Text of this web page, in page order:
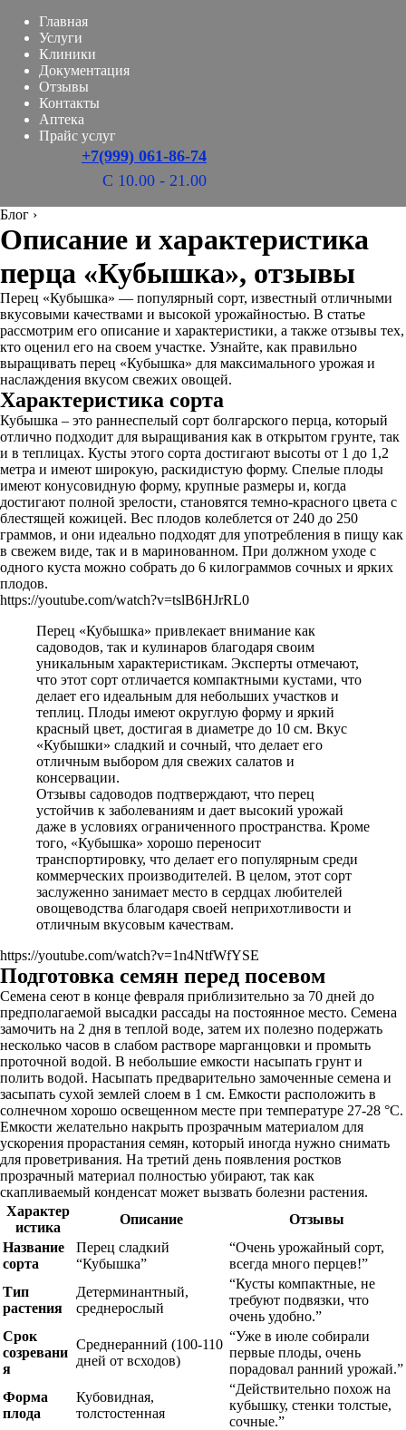
Главная
Услуги
Клиники
Документация
Отзывы
Контакты
Аптека
Прайс услуг
+7(999) 061-86-74
С 10.00 - 21.00
Блог ›
Описание и характеристика
перца «Кубышка», отзывы
Перец «Кубышка» — популярный сорт, известный отличными
вкусовыми качествами и высокой урожайностью. В статье
рассмотрим его описание и характеристики, а также отзывы тех,
кто оценил его на своем участке. Узнайте, как правильно
выращивать перец «Кубышка» для максимального урожая и
наслаждения вкусом свежих овощей.
Характеристика сорта
Кубышка – это раннеспелый сорт болгарского перца, который
отлично подходит для выращивания как в открытом грунте, так
и в теплицах. Кусты этого сорта достигают высоты от 1 до 1,2
метра и имеют широкую, раскидистую форму. Спелые плоды
имеют конусовидную форму, крупные размеры и, когда
достигают полной зрелости, становятся темно-красного цвета с
блестящей кожицей. Вес плодов колеблется от 240 до 250
граммов, и они идеально подходят для употребления в пищу как
в свежем виде, так и в маринованном. При должном уходе с
одного куста можно собрать до 6 килограммов сочных и ярких
плодов.
https://youtube.com/watch?v=tslB6HJrRL0
Перец «Кубышка» привлекает внимание как
садоводов, так и кулинаров благодаря своим
уникальным характеристикам. Эксперты отмечают,
что этот сорт отличается компактными кустами, что
делает его идеальным для небольших участков и
теплиц. Плоды имеют округлую форму и яркий
красный цвет, достигая в диаметре до 10 см. Вкус
«Кубышки» сладкий и сочный, что делает его
отличным выбором для свежих салатов и
консервации.
Отзывы садоводов подтверждают, что перец
устойчив к заболеваниям и дает высокий урожай
даже в условиях ограниченного пространства. Кроме
того, «Кубышка» хорошо переносит
транспортировку, что делает его популярным среди
коммерческих производителей. В целом, этот сорт
заслуженно занимает место в сердцах любителей
овощеводства благодаря своей неприхотливости и
отличным вкусовым качествам.
https://youtube.com/watch?v=1n4NtfWfYSE
Подготовка семян перед посевом
Семена сеют в конце февраля приблизительно за 70 дней до
предполагаемой высадки рассады на постоянное место. Семена
замочить на 2 дня в теплой воде, затем их полезно подержать
несколько часов в слабом растворе марганцовки и промыть
проточной водой. В небольшие емкости насыпать грунт и
полить водой. Насыпать предварительно замоченные семена и
засыпать сухой землей слоем в 1 см. Емкости расположить в
солнечном хорошо освещенном месте при температуре 27-28 °C.
Емкости желательно накрыть прозрачным материалом для
ускорения прорастания семян, который иногда нужно снимать
для проветривания. На третий день появления ростков
прозрачный материал полностью убирают, так как
скапливаемый конденсат может вызвать болезни растения.
Характер
истика
Описание
Отзывы
Название
сорта
Перец сладкий
“Кубышка”
“Очень урожайный сорт,
всегда много перцев!”
Тип
растения
Детерминантный,
среднерослый
“Кусты компактные, не
требуют подвязки, что
очень удобно.”
Срок
созревани
я
Среднеранний (100-110
дней от всходов)
“Уже в июле собирали
первые плоды, очень
порадовал ранний урожай.”
Форма
плода
Кубовидная,
толстостенная
“Действительно похож на
кубышку, стенки толстые,
сочные.”